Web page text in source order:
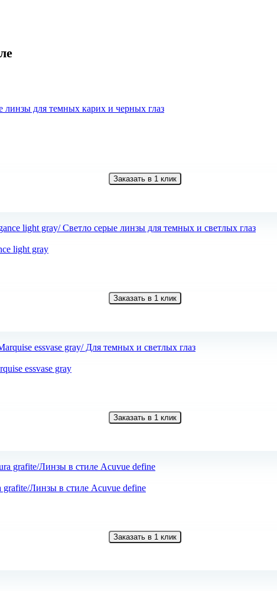
Заказать в 1 клик
light gray
Заказать в 1 клик
essvase gray
Заказать в 1 клик
grafite/Линзы в стиле Acuvue define
Заказать в 1 клик